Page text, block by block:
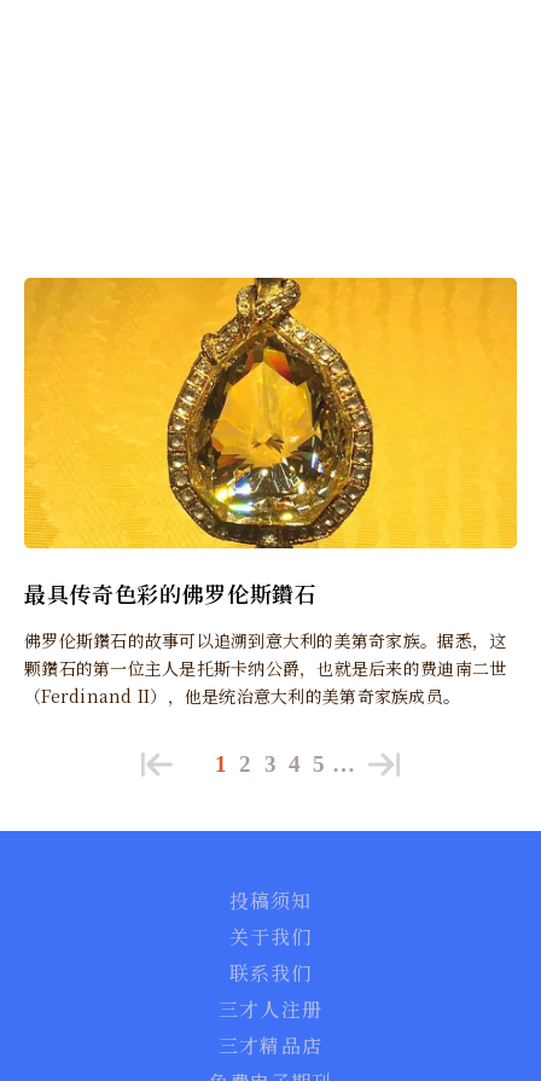
最具传奇色彩的佛罗伦斯鑽石
佛罗伦斯鑽石的故事可以追溯到意大利的美第奇家族。据悉，这
颗鑽石的第一位主人是托斯卡纳公爵，也就是后来的费迪南二世
（Ferdinand II），他是统治意大利的美第奇家族成员。
1 2 3 4 5 …
投稿须知
关于我们
联系我们
三才人注册
三才精品店